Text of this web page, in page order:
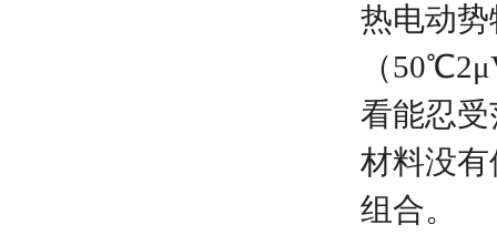
热电动
（
看能忍
材料没
组合。